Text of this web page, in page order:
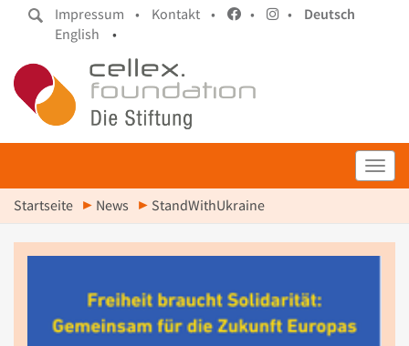
Impressum • Kontakt • • •
Deutsch
English
•
Startseite News StandWithUkraine